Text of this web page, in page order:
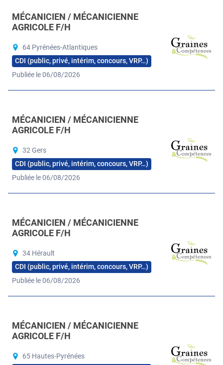
MÉCANICIEN / MÉCANICIENNE
AGRICOLE F/H
64 Pyrénées-Atlantiques
CDI (public, privé, intérim, concours, VRP…)
Publiée le 06/08/2026
MÉCANICIEN / MÉCANICIENNE
AGRICOLE F/H
32 Gers
CDI (public, privé, intérim, concours, VRP…)
Publiée le 06/08/2026
MÉCANICIEN / MÉCANICIENNE
AGRICOLE F/H
34 Hérault
CDI (public, privé, intérim, concours, VRP…)
Publiée le 06/08/2026
MÉCANICIEN / MÉCANICIENNE
AGRICOLE F/H
65 Hautes-Pyrénées